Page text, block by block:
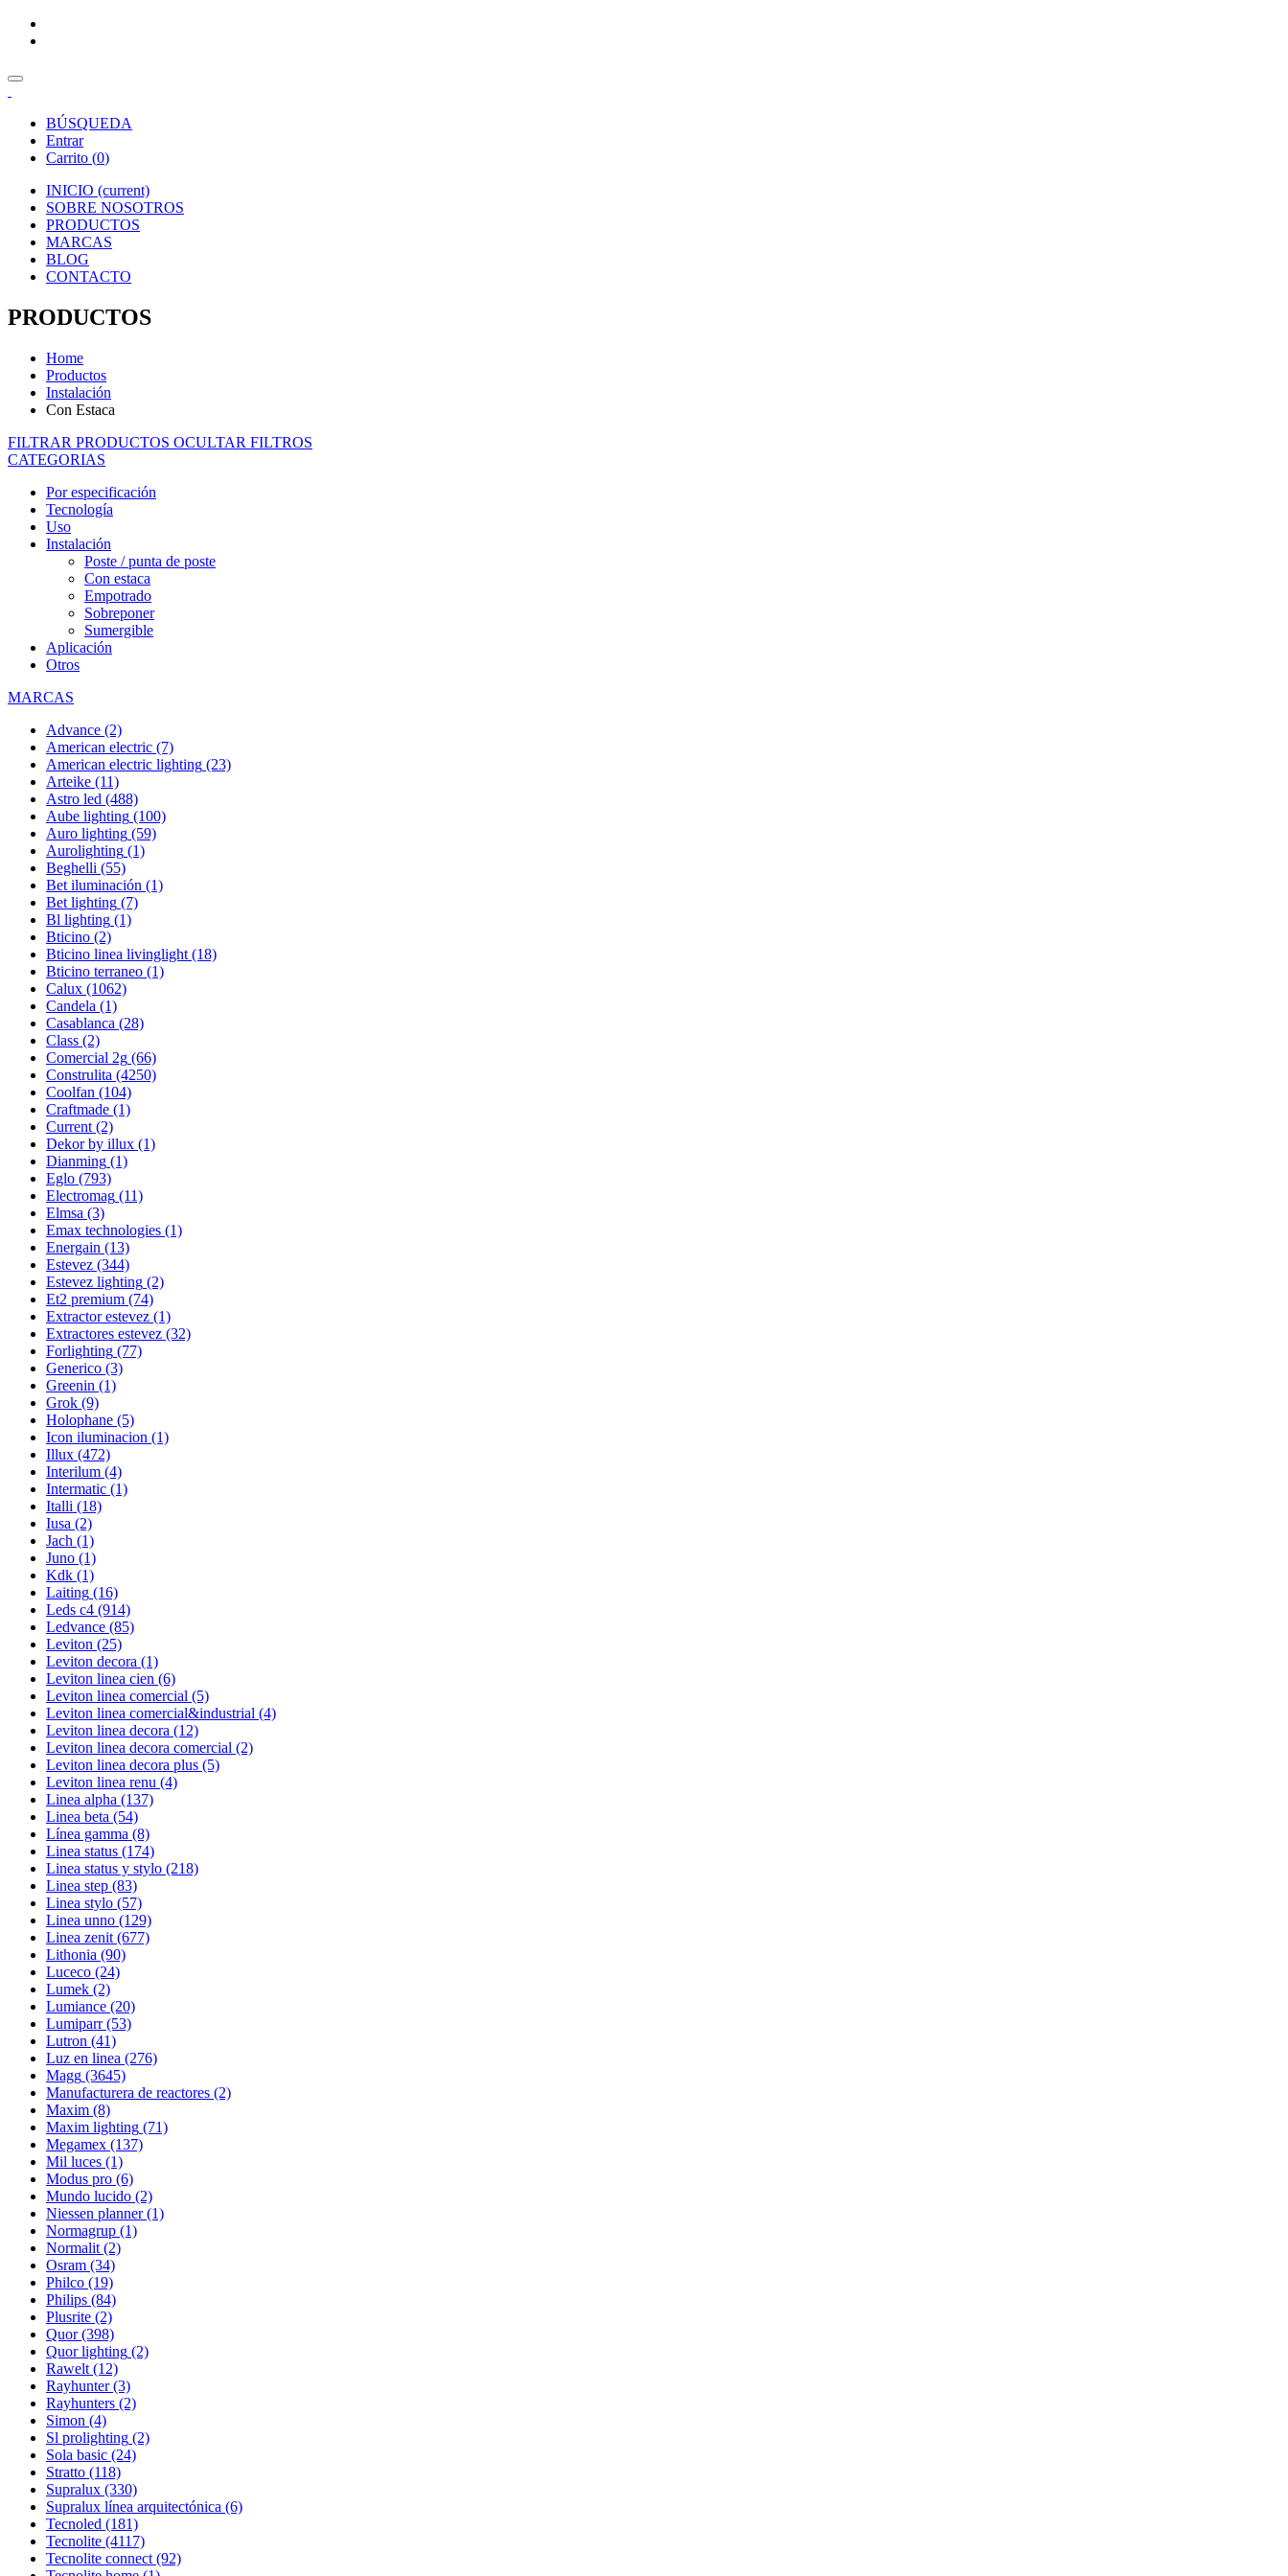
BÚSQUEDA
Entrar
Carrito (0)
INICIO (current)
SOBRE NOSOTROS
PRODUCTOS
MARCAS
BLOG
CONTACTO
PRODUCTOS
Home
Productos
Instalación
Con Estaca
FILTRAR PRODUCTOS OCULTAR FILTROS
CATEGORIAS
Por especificación
Tecnología
Uso
Instalación
Poste / punta de poste
Con estaca
Empotrado
Sobreponer
Sumergible
Aplicación
Otros
MARCAS
Advance (2)
American electric (7)
American electric lighting (23)
Arteike (11)
Astro led (488)
Aube lighting (100)
Auro lighting (59)
Aurolighting (1)
Beghelli (55)
Bet iluminación (1)
Bet lighting (7)
Bl lighting (1)
Bticino (2)
Bticino linea livinglight (18)
Bticino terraneo (1)
Calux (1062)
Candela (1)
Casablanca (28)
Class (2)
Comercial 2g (66)
Construlita (4250)
Coolfan (104)
Craftmade (1)
Current (2)
Dekor by illux (1)
Dianming (1)
Eglo (793)
Electromag (11)
Elmsa (3)
Emax technologies (1)
Energain (13)
Estevez (344)
Estevez lighting (2)
Et2 premium (74)
Extractor estevez (1)
Extractores estevez (32)
Forlighting (77)
Generico (3)
Greenin (1)
Grok (9)
Holophane (5)
Icon iluminacion (1)
Illux (472)
Interilum (4)
Intermatic (1)
Italli (18)
Iusa (2)
Jach (1)
Juno (1)
Kdk (1)
Laiting (16)
Leds c4 (914)
Ledvance (85)
Leviton (25)
Leviton decora (1)
Leviton linea cien (6)
Leviton linea comercial (5)
Leviton linea comercial&industrial (4)
Leviton linea decora (12)
Leviton linea decora comercial (2)
Leviton linea decora plus (5)
Leviton linea renu (4)
Linea alpha (137)
Linea beta (54)
Línea gamma (8)
Linea status (174)
Linea status y stylo (218)
Linea step (83)
Linea stylo (57)
Linea unno (129)
Linea zenit (677)
Lithonia (90)
Luceco (24)
Lumek (2)
Lumiance (20)
Lumiparr (53)
Lutron (41)
Luz en linea (276)
Magg (3645)
Manufacturera de reactores (2)
Maxim (8)
Maxim lighting (71)
Megamex (137)
Mil luces (1)
Modus pro (6)
Mundo lucido (2)
Niessen planner (1)
Normagrup (1)
Normalit (2)
Osram (34)
Philco (19)
Philips (84)
Plusrite (2)
Quor (398)
Quor lighting (2)
Rawelt (12)
Rayhunter (3)
Rayhunters (2)
Simon (4)
Sl prolighting (2)
Sola basic (24)
Stratto (118)
Supralux (330)
Supralux línea arquitectónica (6)
Tecnoled (181)
Tecnolite (4117)
Tecnolite connect (92)